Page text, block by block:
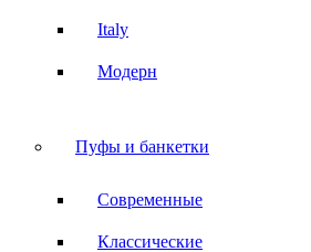
Italy
Модерн
Пуфы и банкетки
Современные
Классические